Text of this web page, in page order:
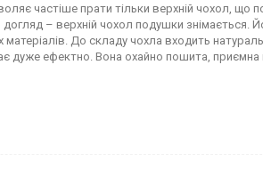
частіше прати тільки верхній чохол, що
– верхній чохол подушки
До складу чохла входить
дуже ефектно. Вона охайно пошита, приємна